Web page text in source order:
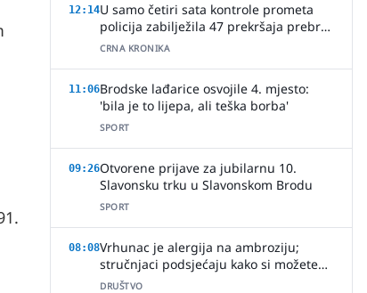
12:14U samo četiri sata kontrole prometa
policija zabilježila 47 prekršaja prebrze
vožnje
CRNA KRONIKA
11:06Brodske lađarice osvojile 4. mjesto:
'bila je to lijepa, ali teška borba'
SPORT
09:26Otvorene prijave za jubilarnu 10.
Slavonsku trku u Slavonskom Brodu
SPORT
08:08Vrhunac je alergija na ambroziju;
stručnjaci podsjećaju kako si možete
pomoći
DRUŠTVO